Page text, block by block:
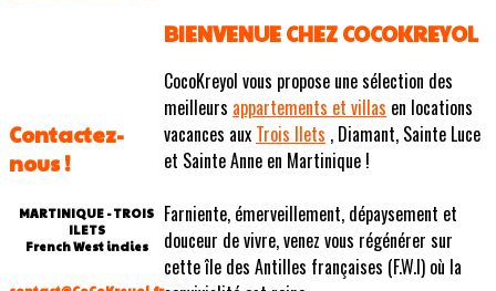
Contactez-
nous !
MARTINIQUE - TROIS
ILETS
French West indies
BIENVENUE CHEZ COCOKREYOL
CocoKreyol vous propose une sélection des
meilleurs appartements et villas en locations
vacances aux Trois Ilets , Diamant, Sainte Luce
et Sainte Anne en Martinique !
Farniente, émerveillement, dépaysement et
douceur de vivre, venez vous régénérer sur
cette île des Antilles françaises (F.W.I) où la